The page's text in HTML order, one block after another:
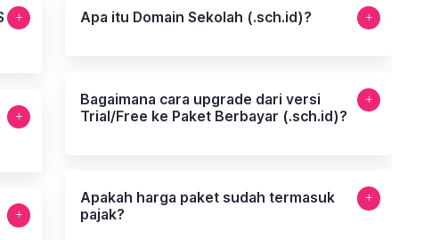
Apa itu Domain Sekolah (.sch.id)?
Bagaimana cara upgrade dari versi
Trial/Free ke Paket Berbayar (.sch.id)?
Apakah harga paket sudah termasuk
pajak?